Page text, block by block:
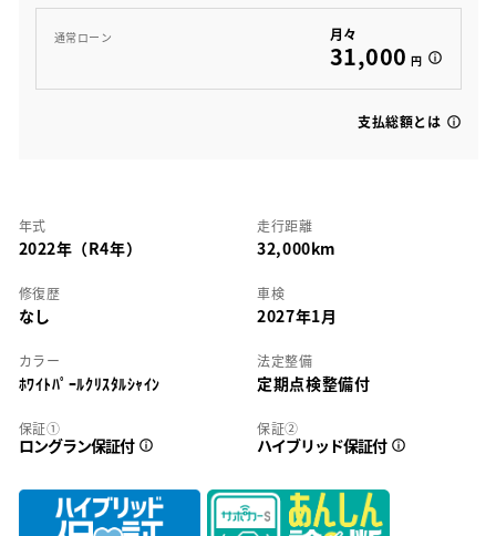
通常ローン 月々
31,000 円
支払総額とは
年式
2022年（R4年）
走行距離
32,000km
修復歴
なし
車検
2027年1月
カラー
ﾎﾜｲﾄﾊﾟｰﾙｸﾘｽﾀﾙｼｬｲﾝ
法定整備
定期点検整備付
保証①
ロングラン保証付
保証②
ハイブリッド保証付